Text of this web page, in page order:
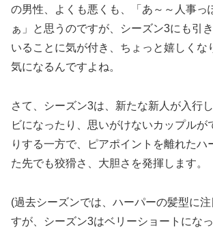
の男性、よくも悪くも、「あ～～人事っ
ぁ」と思うのですが、シーズン3にも引
いることに気が付き、ちょっと嬉しくな
気になるんですよね。
さて、シーズン3は、新たな新人が入行
ビになったり、思いがけないカップルが
りする一方で、ピアポイントを離れたハ
た先でも狡猾さ、大胆さを発揮します。
(過去シーズンでは、ハーパーの髪型に
すが、シーズン3はベリーショートにな